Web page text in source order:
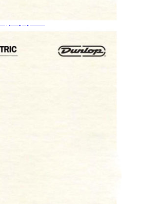
укулеле
укулеле